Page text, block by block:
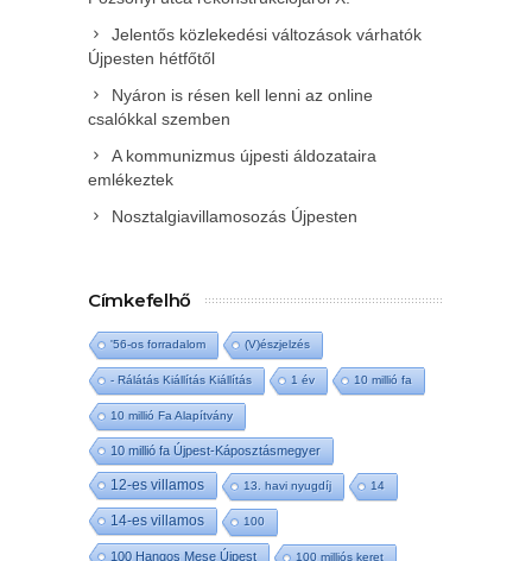
Jelentős közlekedési változások várhatók
Újpesten hétfőtől
Nyáron is résen kell lenni az online
csalókkal szemben
A kommunizmus újpesti áldozataira
emlékeztek
Nosztalgiavillamosozás Újpesten
Címkefelhő
'56-os forradalom (V)észjelzés
- Rálátás Kiállítás Kiállítás 1 év 10 millió fa
10 millió Fa Alapítvány
10 millió fa Újpest-Káposztásmegyer
12-es villamos 13. havi nyugdíj 14
14-es villamos 100
100 Hangos Mese Újpest 100 milliós keret